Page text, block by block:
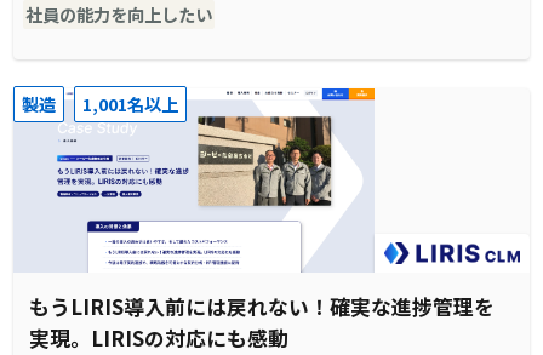
社員の能力を向上したい
製造 1,001名以上
もうLIRIS導入前には戻れない！確実な進捗管理を
実現。LIRISの対応にも感動